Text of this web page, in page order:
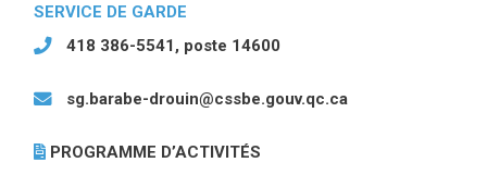
SERVICE DE GARDE
418 386-5541, poste 14600
sg.barabe-drouin@cssbe.gouv.qc.ca
PROGRAMME D’ACTIVITÉS